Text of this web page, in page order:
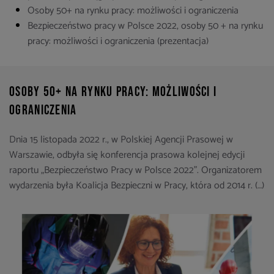
Osoby 50+ na rynku pracy: możliwości i ograniczenia
Bezpieczeństwo pracy w Polsce 2022, osoby 50 + na rynku
pracy: możliwości i ograniczenia (prezentacja)
Osoby 50+ na rynku pracy: możliwości i
ograniczenia
Dnia 15 listopada 2022 r., w Polskiej Agencji Prasowej w
Warszawie, odbyła się konferencja prasowa kolejnej edycji
raportu „Bezpieczeństwo Pracy w Polsce 2022”. Organizatorem
wydarzenia była Koalicja Bezpieczni w Pracy, która od 2014 r. (…)